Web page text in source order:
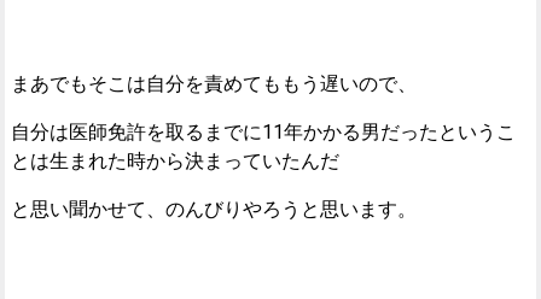
まあでもそこは自分を責めてももう遅いので、
自分は医師免許を取るまでに11年かかる男だったというこ
とは生まれた時から決まっていたんだ
と思い聞かせて、のんびりやろうと思います。